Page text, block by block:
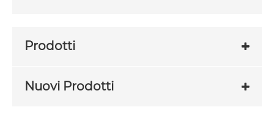
Prodotti
Nuovi Prodotti